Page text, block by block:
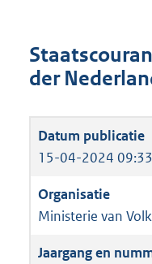
der
15-04-2024 09:33
Ministerie van